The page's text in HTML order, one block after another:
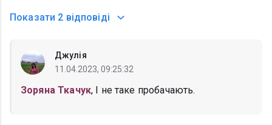
Показати 2 відповіді
Джулія
11.04.2023, 09:25:32
Зоряна Ткачук, І не таке пробачають.